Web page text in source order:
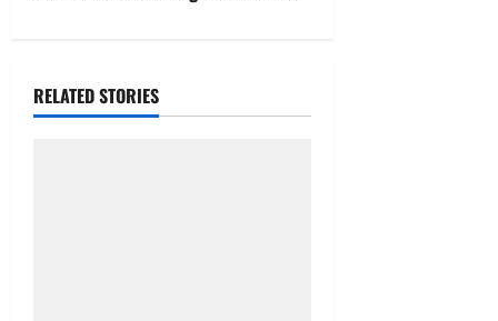
v
i
RELATED STORIES